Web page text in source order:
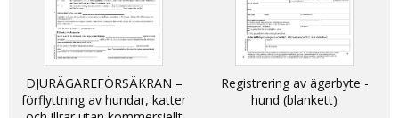
DJURÄGAREFÖRSÄKRAN –
förflyttning av hundar, katter
Registrering av ägarbyte -
hund (blankett)